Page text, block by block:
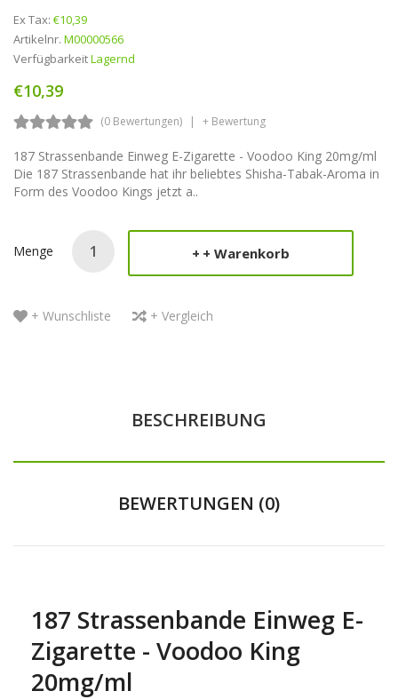
Ex Tax: €10,39
Artikelnr. M00000566
VerfügbarkeitLagernd
€10,39
(0 Bewertungen) + Bewertung
187 Strassenbande Einweg E-Zigarette - Voodoo King 20mg/ml
Die 187 Strassenbande hat ihr beliebtes Shisha-Tabak-Aroma in
Form des Voodoo Kings jetzt a..
Menge + Warenkorb
+ Wunschliste + Vergleich
BESCHREIBUNG
BEWERTUNGEN (0)
187 Strassenbande Einweg E-
Zigarette - Voodoo King
20mg/ml